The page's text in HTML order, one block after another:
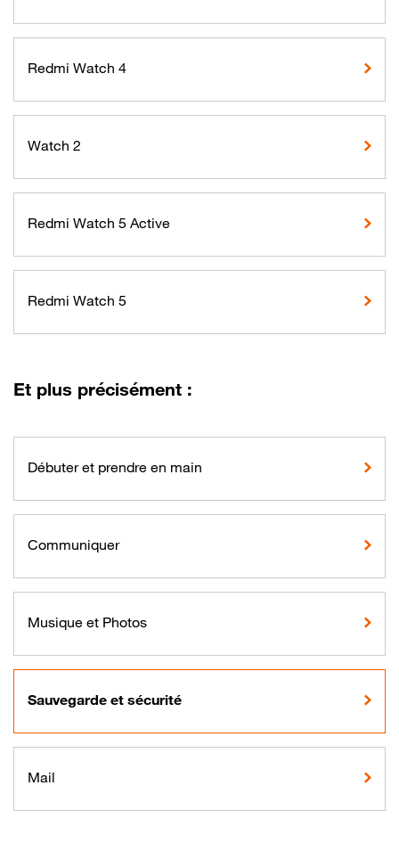
Redmi Watch 4
Watch 2
Redmi Watch 5 Active
Redmi Watch 5
Et plus précisément :
Débuter et prendre en main
Communiquer
Musique et Photos
Sauvegarde et sécurité
Mail